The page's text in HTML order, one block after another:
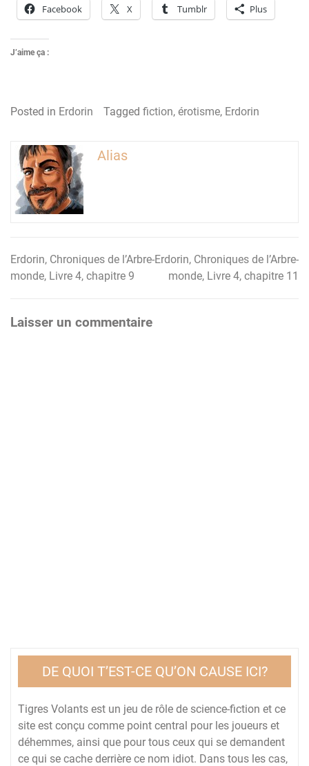
Facebook X Tumblr Plus
J’aime ça :
Posted in Erdorin Tagged fiction, érotisme, Erdorin
Alias
Navigation
l’article
Erdorin, Chroniques de l’Arbre-
monde, Livre 4, chapitre 9
Erdorin, Chroniques de l’Arbre-
monde, Livre 4, chapitre 11
Laisser un commentaire
DE QUOI T’EST-CE QU’ON CAUSE ICI?
Tigres Volants est un jeu de rôle de science-fiction et ce
site est conçu comme point central pour les joueurs et
déhemmes, ainsi que pour tous ceux qui se demandent
ce qui se cache derrière ce nom idiot. Dans tous les cas,